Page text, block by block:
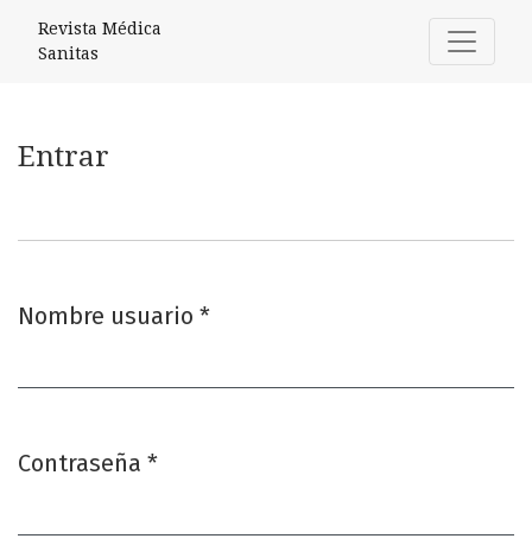
Entrar
Revista Médica
Sanitas
Entrar
Nombre usuario *
Contraseña *